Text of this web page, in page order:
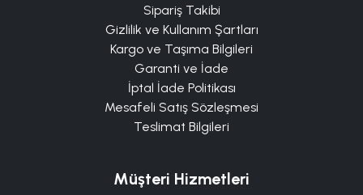
Sipariş Takibi
Gizlilik ve Kullanım Şartları
Kargo ve Taşıma Bilgileri
Garanti ve İade
İptal İade Politikası
Mesafeli Satış Sözleşmesi
Teslimat Bilgileri
Müşteri Hizmetleri